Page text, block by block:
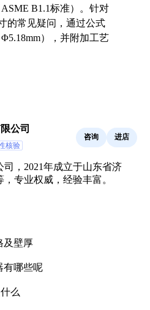
B1.1标准）。针对
的常见疑问，通过公式
），并附加工艺
公司
核验
咨询 进店
，2021年成立于山东省济
专业权威，经验丰富。
及壁厚
有哪些呢
么